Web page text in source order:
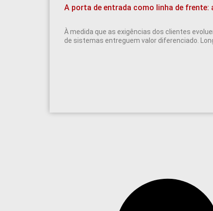
A porta de entrada como linha de
À medida que as exigências dos clientes
de sistemas entreguem valor diferenciado.